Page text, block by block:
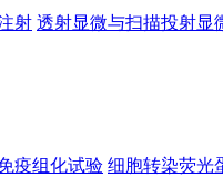
射 透射显微与扫描投射显
疫组化试验 细胞转染荧光